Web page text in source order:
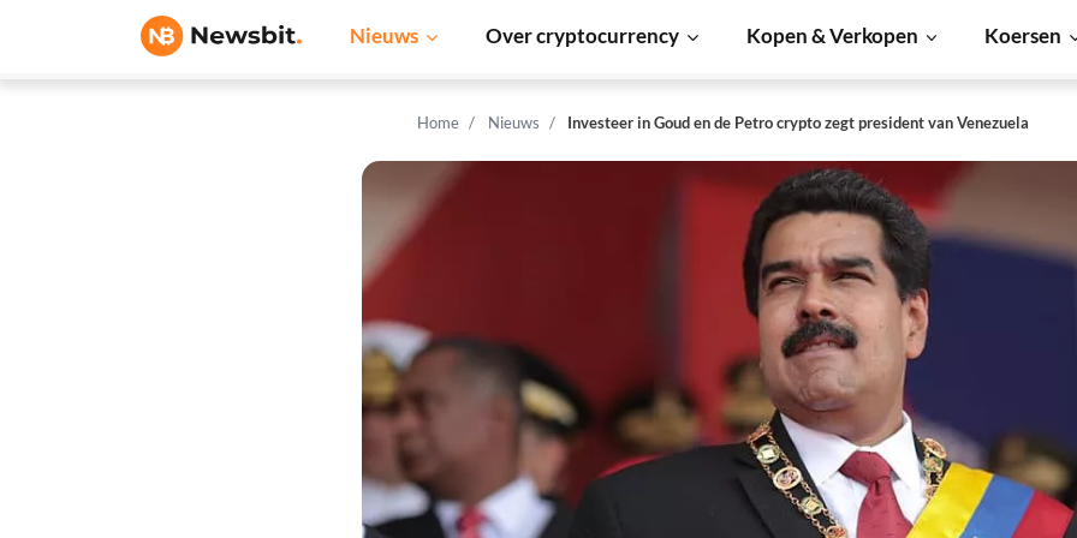
Nieuws Over cryptocurrency Kopen & Verkopen Koersen
Home Nieuws Investeer in Goud en de Petro crypto zegt president van Venezuela